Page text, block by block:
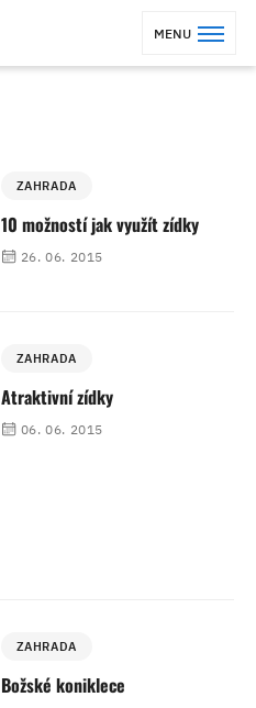
MENU
ZAHRADA
10 možností jak využít zídky
26. 06. 2015
ZAHRADA
Atraktivní zídky
06. 06. 2015
ZAHRADA
Božské koniklece